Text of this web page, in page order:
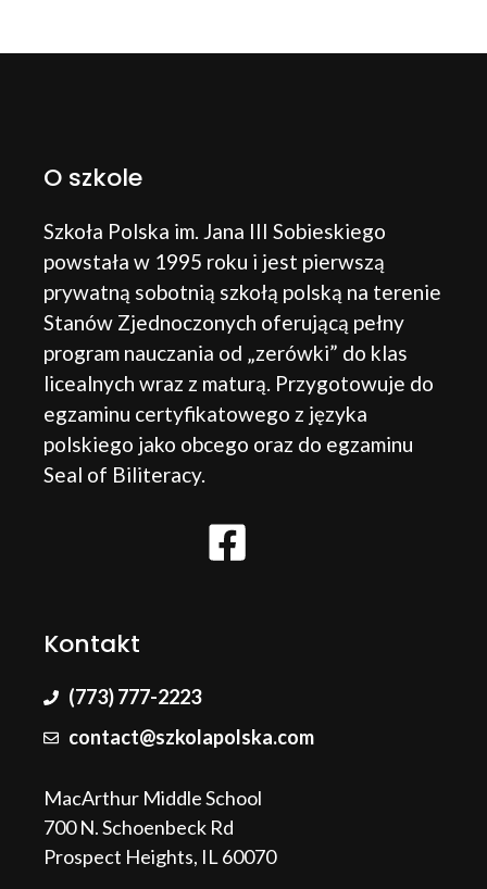
O szkole
Szkoła Polska im. Jana III Sobieskiego
powstała w 1995 roku i jest pierwszą
prywatną sobotnią szkołą polską na terenie
Stanów Zjednoczonych oferującą pełny
program nauczania od „zerówki” do klas
licealnych wraz z maturą. Przygotowuje do
egzaminu certyfikatowego z języka
polskiego jako obcego oraz do egzaminu
Seal of Biliteracy.
Kontakt
(773) 777-2223
contact@szkolapolska.com
MacArthur Middle School
700 N. Schoenbeck Rd
Prospect Heights, IL 60070